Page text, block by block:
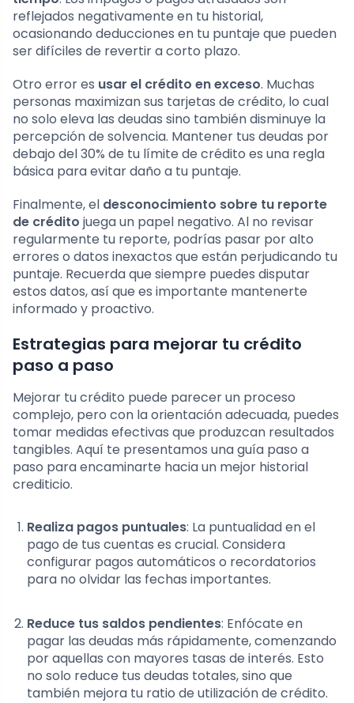
reflejados negativamente en tu historial,
ocasionando deducciones en tu puntaje que pueden
ser difíciles de revertir a corto plazo.
Otro error es usar el crédito en exceso. Muchas
personas maximizan sus tarjetas de crédito, lo cual
no solo eleva las deudas sino también disminuye la
percepción de solvencia. Mantener tus deudas por
debajo del 30% de tu límite de crédito es una regla
básica para evitar daño a tu puntaje.
Finalmente, el desconocimiento sobre tu reporte
de crédito juega un papel negativo. Al no revisar
regularmente tu reporte, podrías pasar por alto
errores o datos inexactos que están perjudicando tu
puntaje. Recuerda que siempre puedes disputar
estos datos, así que es importante mantenerte
informado y proactivo.
Estrategias para mejorar tu crédito
paso a paso
Mejorar tu crédito puede parecer un proceso
complejo, pero con la orientación adecuada, puedes
tomar medidas efectivas que produzcan resultados
tangibles. Aquí te presentamos una guía paso a
paso para encaminarte hacia un mejor historial
crediticio.
Realiza pagos puntuales: La puntualidad en el
pago de tus cuentas es crucial. Considera
configurar pagos automáticos o recordatorios
para no olvidar las fechas importantes.
Reduce tus saldos pendientes: Enfócate en
pagar las deudas más rápidamente, comenzando
por aquellas con mayores tasas de interés. Esto
no solo reduce tus deudas totales, sino que
también mejora tu ratio de utilización de crédito.